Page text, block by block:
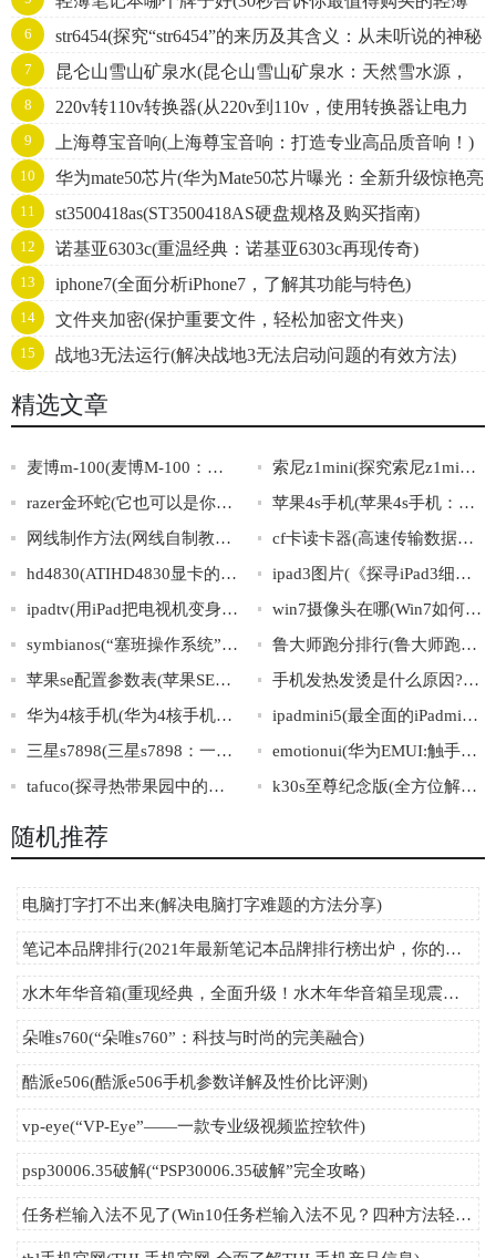
笔记本品牌)
6
str6454(探究“str6454”的来历及其含义：从未听说的神秘
字符背后的故事)
7
昆仑山雪山矿泉水(昆仑山雪山矿泉水：天然雪水源，
一滴纯净，健康滋养您的生活。)
8
220v转110v转换器(从220v到110v，使用转换器让电力
更安全稳定)
9 上海尊宝音响(上海尊宝音响：打造专业高品质音响！)
10
华为mate50芯片(华为Mate50芯片曝光：全新升级惊艳亮
相！)
11 st3500418as(ST3500418AS硬盘规格及购买指南)
12 诺基亚6303c(重温经典：诺基亚6303c再现传奇)
13 iphone7(全面分析iPhone7，了解其功能与特色)
14 文件夹加密(保护重要文件，轻松加密文件夹)
15 战地3无法运行(解决战地3无法启动问题的有效方法)
精选文章
麦博m-100(麦博M-100：领跑无线耳机市场的新冠军)
索尼z1mini(探究索尼z1mini的规格与优势)
razer金环蛇(它也可以是你的一份信仰：Razer金环蛇)
苹果4s手机(苹果4s手机：性能优越，多功能应用，值得信赖)
网线制作方法(网线自制教程：打造稳定高速的家庭网络)
cf卡读卡器(高速传输数据，又小又便携——CF卡读卡器)
hd4830(ATIHD4830显卡的参数、性能及评测分析)
ipad3图片(《探寻iPad3细节，多角度观看高清实拍图片》)
ipadtv(用iPad把电视机变身，畅享更大屏幕体验)
win7摄像头在哪(Win7如何查找并启用摄像头)
symbianos(“塞班操作系统”：电子科技界瑰宝)
鲁大师跑分排行(鲁大师跑分排行榜:测试全球智能手机性能排名)
苹果se配置参数表(苹果SE详细配置参数大全分享)
手机发热发烫是什么原因?怎么解决呢?(手机发热解决方法，省电省心安心！)
华为4核手机(华为4核手机——轻盈快速畅享流畅体验)
ipadmini5(最全面的iPadmini5购买指南，附详细参数、性能对比、使用体验分享！)
三星s7898(三星s7898：一款性价比超高的智能手机推荐)
emotionui(华为EMUI:触手可及的情感体验)
tafuco(探寻热带果园中的神秘水果“Tafuco”)
k30s至尊纪念版(全方位解析k30s至尊纪念版，从外观设计到性能评测全面呈现)
随机推荐
电脑打字打不出来(解决电脑打字难题的方法分享)
笔记本品牌排行(2021年最新笔记本品牌排行榜出炉，你的选择是否与榜单一致？)
水木年华音箱(重现经典，全面升级！水木年华音箱呈现震撼视听新境界！)
朵唯s760(“朵唯s760”：科技与时尚的完美融合)
酷派e506(酷派e506手机参数详解及性价比评测)
vp-eye(“VP-Eye”——一款专业级视频监控软件)
psp30006.35破解(“PSP30006.35破解”完全攻略)
任务栏输入法不见了(Win10任务栏输入法不见？四种方法轻松解决！)